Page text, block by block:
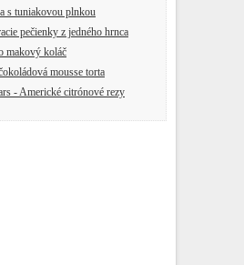
s tuniakovou plnkou
pečienky z jedného hrnca
makový koláč
mousse torta
- Americké citrónové rezy